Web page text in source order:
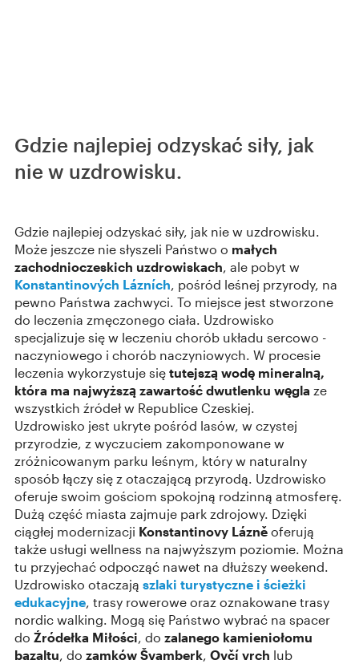
Gdzie najlepiej odzyskać siły, jak
nie w uzdrowisku.
Gdzie najlepiej odzyskać siły, jak nie w uzdrowisku.
Może jeszcze nie słyszeli Państwo o małych
zachodnioczeskich uzdrowiskach, ale pobyt w
Konstantinových Lázních, pośród leśnej przyrody, na
pewno Państwa zachwyci. To miejsce jest stworzone
do leczenia zmęczonego ciała. Uzdrowisko
specjalizuje się w leczeniu chorób układu sercowo -
naczyniowego i chorób naczyniowych. W procesie
leczenia wykorzystuje się tutejszą wodę mineralną,
która ma najwyższą zawartość dwutlenku węgla ze
wszystkich źródeł w Republice Czeskiej.
Uzdrowisko jest ukryte pośród lasów, w czystej
przyrodzie, z wyczuciem zakomponowane w
zróżnicowanym parku leśnym, który w naturalny
sposób łączy się z otaczającą przyrodą. Uzdrowisko
oferuje swoim gościom spokojną rodzinną atmosferę.
Dużą część miasta zajmuje park zdrojowy. Dzięki
ciągłej modernizacji Konstantinovy Lázně oferują
także usługi wellness na najwyższym poziomie. Można
tu przyjechać odpocząć nawet na dłuższy weekend.
Uzdrowisko otaczają szlaki turystyczne i ścieżki
edukacyjne, trasy rowerowe oraz oznakowane trasy
nordic walking. Mogą się Państwo wybrać na spacer
do Źródełka Miłości, do zalanego kamieniołomu
bazaltu, do zamków Švamberk, Ovčí vrch lub